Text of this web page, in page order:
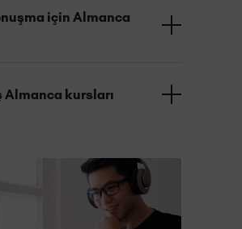
için Almanca
Almanca kursları